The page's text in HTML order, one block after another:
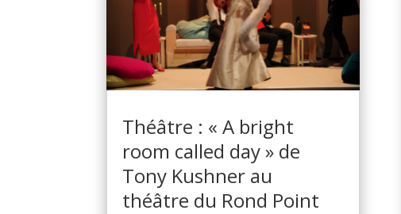
Théâtre : « A bright
room called day » de
Tony Kushner au
théâtre du Rond Point